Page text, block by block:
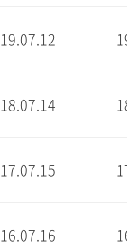
19.07.12
18.07.14
17.07.15
16.07.16